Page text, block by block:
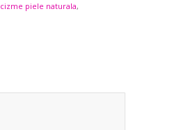
cizme piele naturala,